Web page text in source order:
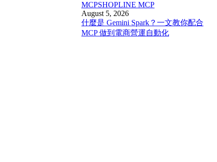
MCPSHOPLINE MCP
August 5, 2026
什麼是 Gemini Spark？一文教你配合
MCP 做到電商營運自動化